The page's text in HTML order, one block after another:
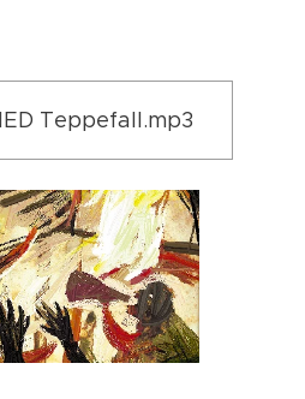
Teppefall.mp3